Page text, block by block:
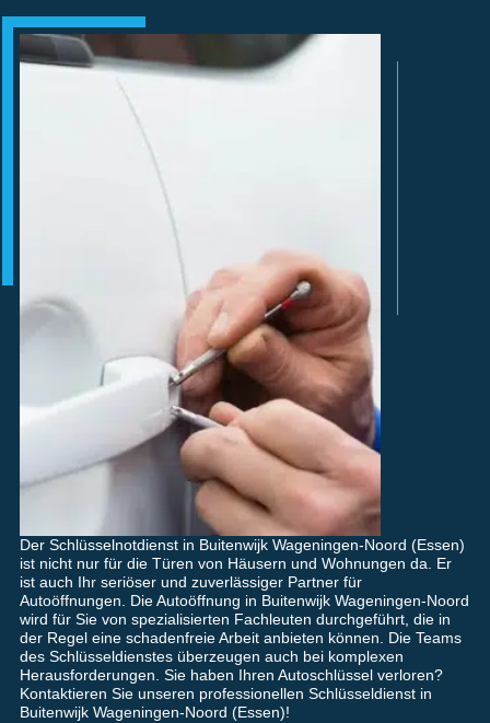
Der Schlüsselnotdienst in Buitenwijk Wageningen-Noord (Essen)
ist nicht nur für die Türen von Häusern und Wohnungen da. Er
ist auch Ihr seriöser und zuverlässiger Partner für
Autoöffnungen. Die Autoöffnung in Buitenwijk Wageningen-Noord
wird für Sie von spezialisierten Fachleuten durchgeführt, die in
der Regel eine schadenfreie Arbeit anbieten können. Die Teams
des Schlüsseldienstes überzeugen auch bei komplexen
Herausforderungen. Sie haben Ihren Autoschlüssel verloren?
Kontaktieren Sie unseren professionellen Schlüsseldienst in
Buitenwijk Wageningen-Noord (Essen)!